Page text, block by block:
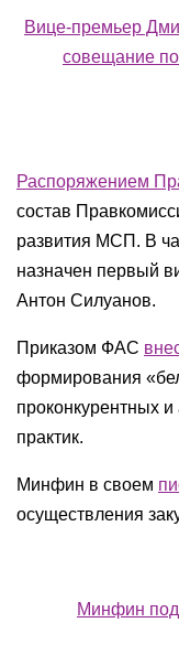
Вице-премьер
совещание
Распоряжением
состав
развития МСП. В
назначен первый
Антон Силуанов.
Приказом ФАС
формирования
проконкурентных
практик.
Минфин в своем
осуществления
Минфин